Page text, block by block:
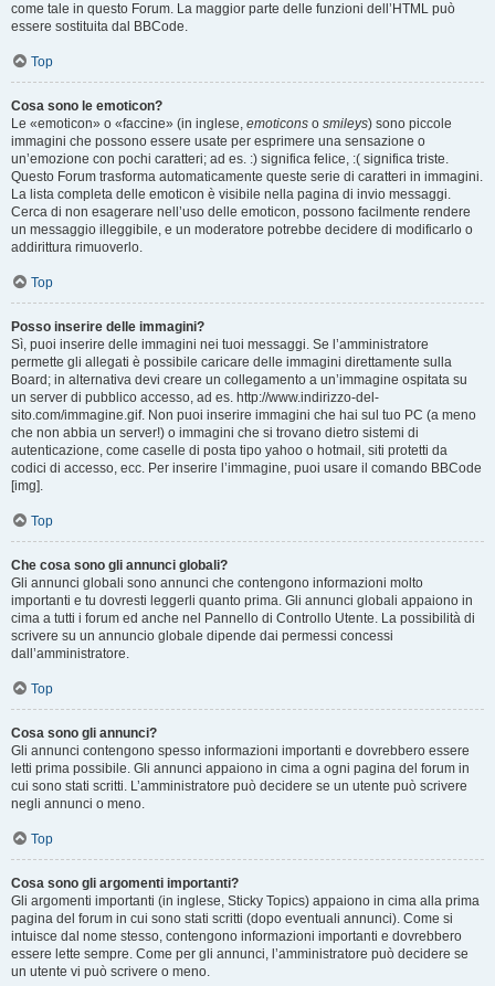
come tale in questo Forum. La maggior parte delle funzioni dell’HTML può
essere sostituita dal BBCode.
Top
Cosa sono le emoticon?
Le «emoticon» o «faccine» (in inglese, emoticons o smileys) sono piccole
immagini che possono essere usate per esprimere una sensazione o
un’emozione con pochi caratteri; ad es. :) significa felice, :( significa triste.
Questo Forum trasforma automaticamente queste serie di caratteri in immagini.
La lista completa delle emoticon è visibile nella pagina di invio messaggi.
Cerca di non esagerare nell’uso delle emoticon, possono facilmente rendere
un messaggio illeggibile, e un moderatore potrebbe decidere di modificarlo o
addirittura rimuoverlo.
Top
Posso inserire delle immagini?
Sì, puoi inserire delle immagini nei tuoi messaggi. Se l’amministratore
permette gli allegati è possibile caricare delle immagini direttamente sulla
Board; in alternativa devi creare un collegamento a un’immagine ospitata su
un server di pubblico accesso, ad es. http://www.indirizzo-del-
sito.com/immagine.gif. Non puoi inserire immagini che hai sul tuo PC (a meno
che non abbia un server!) o immagini che si trovano dietro sistemi di
autenticazione, come caselle di posta tipo yahoo o hotmail, siti protetti da
codici di accesso, ecc. Per inserire l’immagine, puoi usare il comando BBCode
[img].
Top
Che cosa sono gli annunci globali?
Gli annunci globali sono annunci che contengono informazioni molto
importanti e tu dovresti leggerli quanto prima. Gli annunci globali appaiono in
cima a tutti i forum ed anche nel Pannello di Controllo Utente. La possibilità di
scrivere su un annuncio globale dipende dai permessi concessi
dall’amministratore.
Top
Cosa sono gli annunci?
Gli annunci contengono spesso informazioni importanti e dovrebbero essere
letti prima possibile. Gli annunci appaiono in cima a ogni pagina del forum in
cui sono stati scritti. L’amministratore può decidere se un utente può scrivere
negli annunci o meno.
Top
Cosa sono gli argomenti importanti?
Gli argomenti importanti (in inglese, Sticky Topics) appaiono in cima alla prima
pagina del forum in cui sono stati scritti (dopo eventuali annunci). Come si
intuisce dal nome stesso, contengono informazioni importanti e dovrebbero
essere lette sempre. Come per gli annunci, l’amministratore può decidere se
un utente vi può scrivere o meno.